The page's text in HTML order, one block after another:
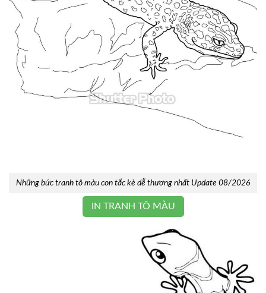
Những bức tranh tô màu con tắc kè dễ thương nhất Update 08/2026
IN TRANH TÔ MÀU